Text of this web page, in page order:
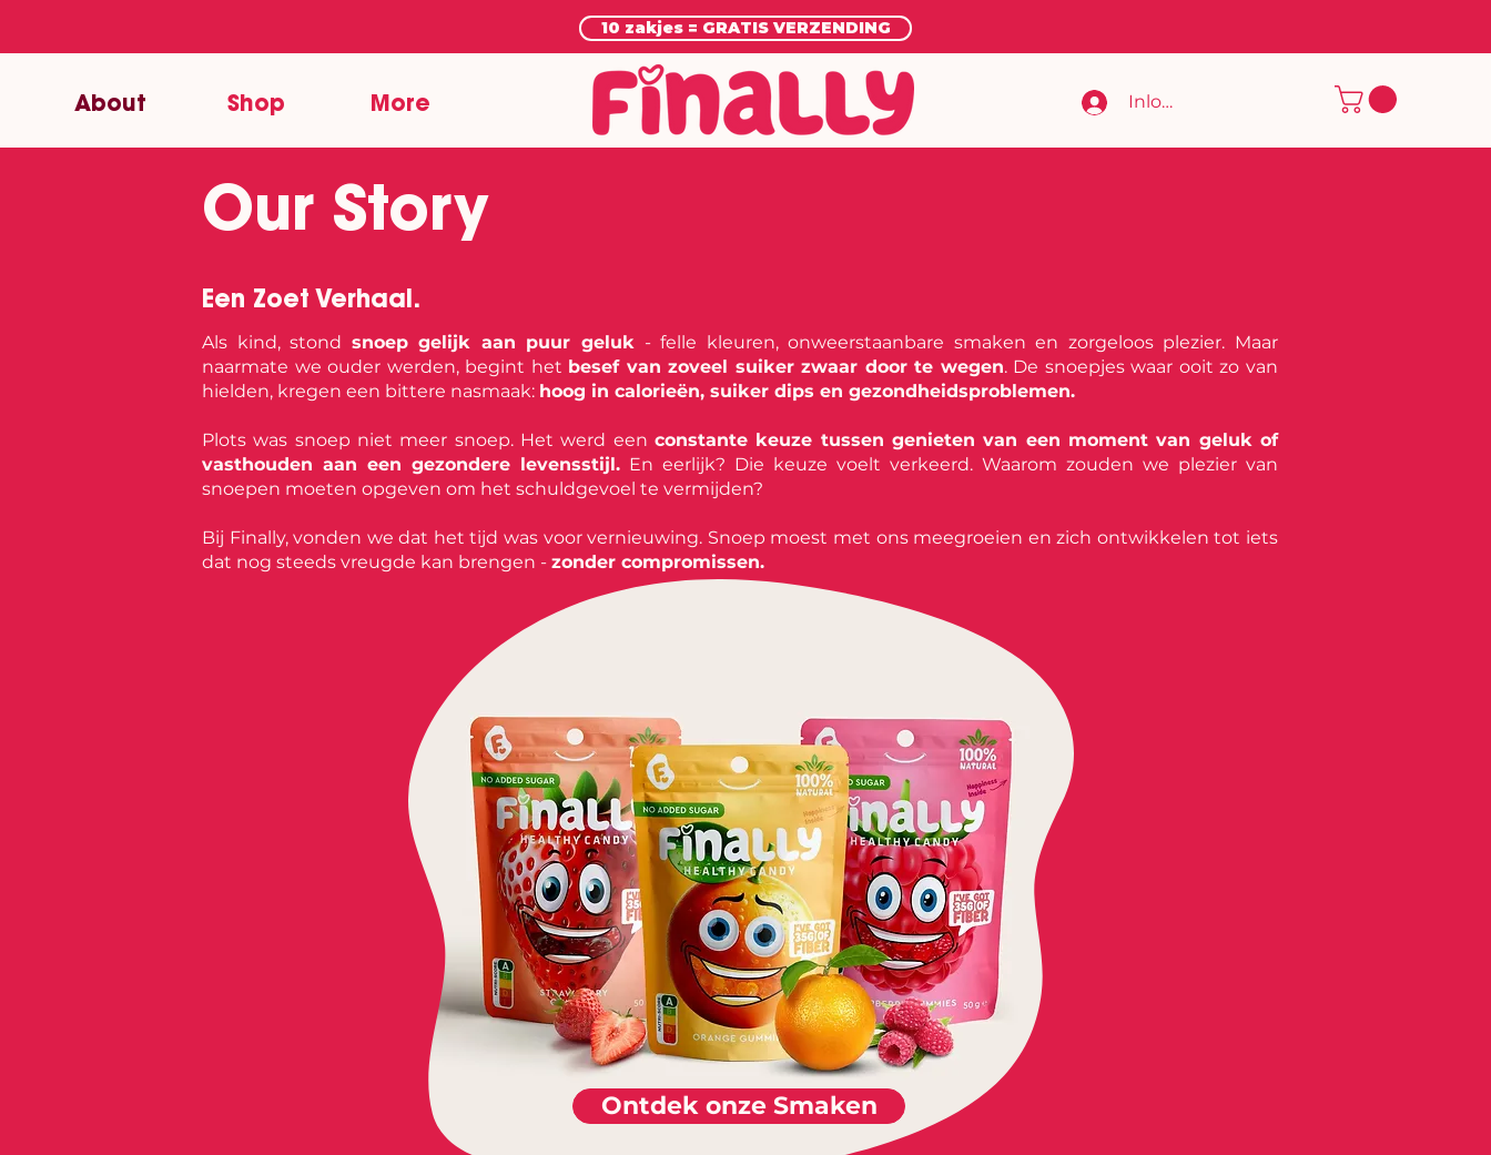
10 zakjes = GRATIS VERZENDING
About Shop More Inloggen
Our Story
Een Zoet Verhaal.
Als kind, stond snoep gelijk aan puur geluk- felle kleuren, onweerstaanbare smaken en zorgeloos plezier. Maar
naarmate we ouder werden, begint het besef van zoveel suiker zwaar door te wegen. De snoepjes waar ooit zo van
hielden, kregen een bittere nasmaak: hoog in calorieën, suiker dips en gezondheidsproblemen.
Plots was snoep niet meer snoep. Het werd een constante keuze tussen genieten van een moment van geluk of
vasthouden aan een gezondere levensstijl. En eerlijk? Die keuze voelt verkeerd. Waarom zouden we plezier van
snoepen moeten opgeven om het schuldgevoel te vermijden?
Bij Finally, vonden we dat het tijd was voor vernieuwing. Snoep moest met ons meegroeien en zich ontwikkelen tot iets
dat nog steeds vreugde kan brengen - zonder compromissen.
Ontdek onze Smaken